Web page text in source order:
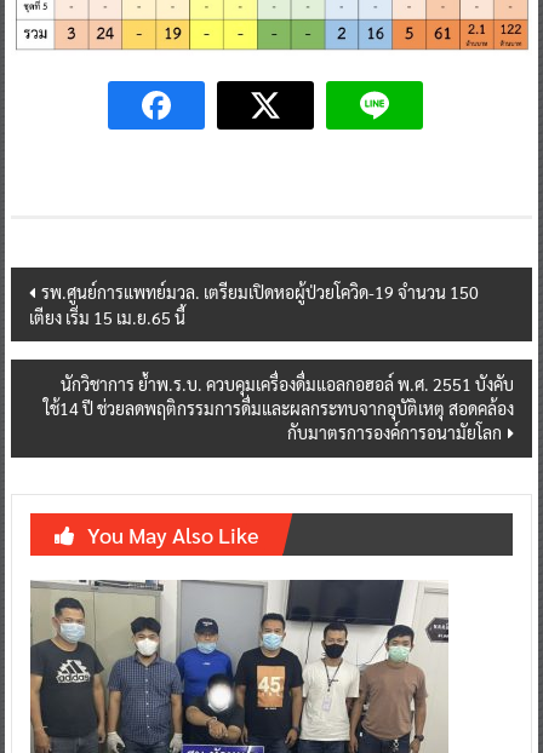
Post
navigation
รพ.ศูนย์การแพทย์มวล. เตรียมเปิดหอผู้ป่วยโควิด-19 จำนวน 150
เตียง เริ่ม 15 เม.ย.65 นี้
นักวิชาการ ย้ำพ.ร.บ. ควบคุมเครื่องดื่มแอลกอฮอล์ พ.ศ. 2551 บังคับ
ใช้14 ปี ช่วยลดพฤติกรรมการดื่มและผลกระทบจากอุบัติเหตุ สอดคล้อง
กับมาตรการองค์การอนามัยโลก
You May Also Like